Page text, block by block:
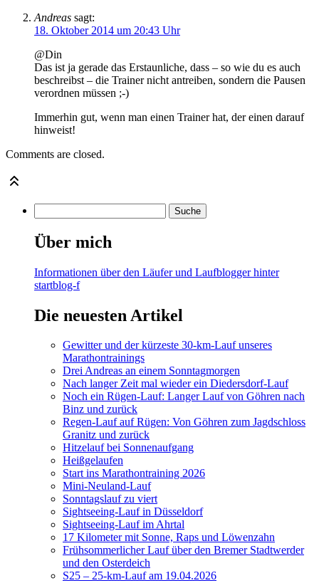
Andreas sagt:
18. Oktober 2014 um 20:43 Uhr
@Din
Das ist ja gerade das Erstaunliche, dass – so wie du es auch
beschreibst – die Trainer nicht antreiben, sondern die Pausen
verordnen müssen ;-)
Immerhin gut, wenn man einen Trainer hat, der einen darauf
hinweist!
Comments are closed.
Über mich
Informationen über den Läufer und Laufblogger hinter
startblog-f
Die neuesten Artikel
Gewitter und der kürzeste 30-km-Lauf unseres
Marathontrainings
Drei Andreas an einem Sonntagmorgen
Nach langer Zeit mal wieder ein Diedersdorf-Lauf
Noch ein Rügen-Lauf: Langer Lauf von Göhren nach
Binz und zurück
Regen-Lauf auf Rügen: Von Göhren zum Jagdschloss
Granitz und zurück
Hitzelauf bei Sonnenaufgang
Heißgelaufen
Start ins Marathontraining 2026
Mini-Neuland-Lauf
Sonntagslauf zu viert
Sightseeing-Lauf in Düsseldorf
Sightseeing-Lauf im Ahrtal
17 Kilometer mit Sonne, Raps und Löwenzahn
Frühsommerlicher Lauf über den Bremer Stadtwerder
und den Osterdeich
S25 – 25-km-Lauf am 19.04.2026